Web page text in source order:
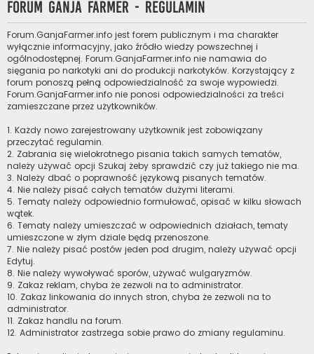
Forum Ganja Farmer - Regulamin
Forum.GanjaFarmer.info jest forem publicznym i ma charakter
wyłącznie informacyjny, jako źródło wiedzy powszechnej i
ogólnodostępnej. Forum.GanjaFarmer.info nie namawia do
sięgania po narkotyki ani do produkcji narkotyków. Korzystający z
forum ponoszą pełną odpowiedzialność za swoje wypowiedzi.
Forum.GanjaFarmer.info nie ponosi odpowiedzialności za treści
zamieszczane przez użytkowników.
1. Każdy nowo zarejestrowany użytkownik jest zobowiązany
przeczytać regulamin.
2. Zabrania się wielokrotnego pisania takich samych tematów,
należy używać opcji Szukaj żeby sprawdzić czy już takiego nie ma.
3. Należy dbać o poprawność językową pisanych tematów.
4. Nie należy pisać całych tematów dużymi literami.
5. Tematy należy odpowiednio formułować, opisać w kilku słowach
wątek.
6. Tematy należy umieszczać w odpowiednich działach, tematy
umieszczone w złym dziale będą przenoszone.
7. Nie należy pisać postów jeden pod drugim, należy używać opcji
Edytuj.
8. Nie należy wywoływać sporów, używać wulgaryzmów.
9. Zakaz reklam, chyba że zezwoli na to administrator.
10. Zakaz linkowania do innych stron, chyba że zezwoli na to
administrator.
11. Zakaz handlu na forum.
12. Administrator zastrzega sobie prawo do zmiany regulaminu.